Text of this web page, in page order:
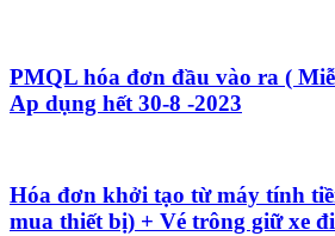
PMQL hóa đơn đầu vào ra (
Ap dụng hết 30-8 -2023
Hóa đơn khởi tạo từ máy tính
mua thiết bị) + Vé trông giữ xe